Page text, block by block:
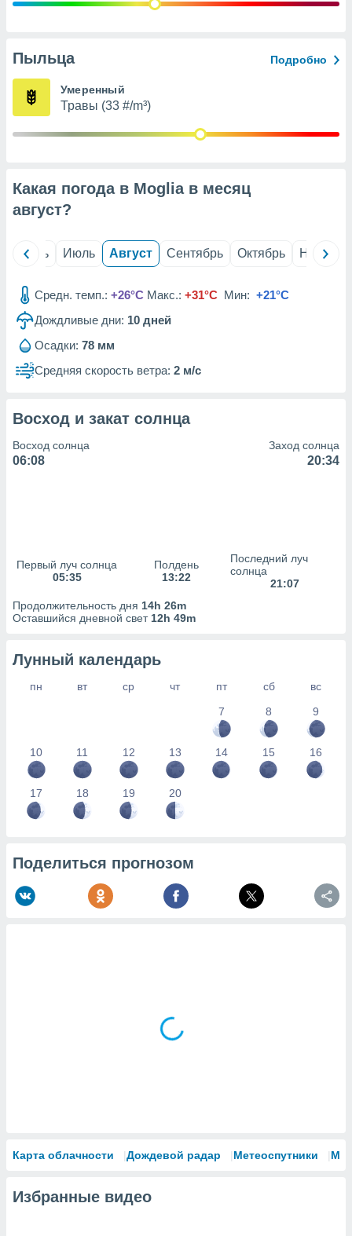
рекламы
сведения
1199
Пыльца Подробно
Умеренный
Травы (33 #/m³)
Какая погода в Moglia в месяц
август?
Июнь Июль Август Сентябрь Октябрь Ноябрь
Средн. темп.: +26°C Макс.: +31°C Мин: +21°C
Дождливые дни: 10 дней
Осадки: 78 мм
Средняя скорость ветра: 2 м/с
Восход и закат солнца
Восход солнца
06:08
Заход солнца
20:34
Первый луч солнца
05:35
Полдень
13:22
Последний луч
солнца
21:07
Продолжительность дня 14h 26m
Оставшийся дневной свет 12h 49m
Лунный календарь
пн вт ср чт пт сб
вс
7
8 9
10 11 12 13 14 15 16
17 18 19 20
Поделиться прогнозом
Карта облачности Дождевой радар Метеоспутники
Избранные видео